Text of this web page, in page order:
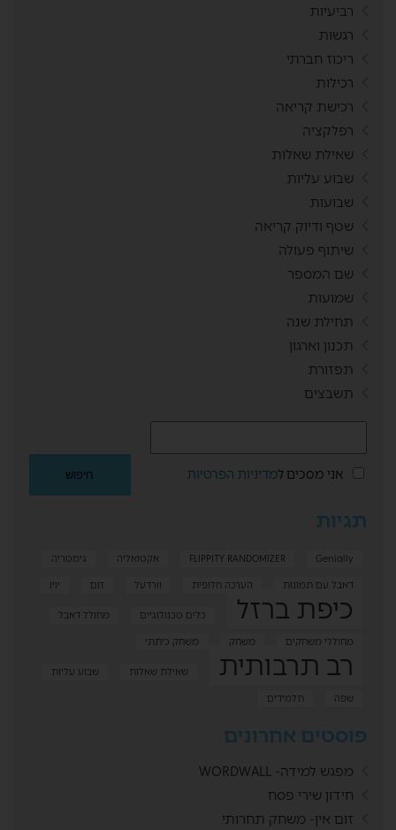
רביעיות
רגשות
ריכוז חברתי
רכילות
רכישת קריאה
רפלקציה
שאילת שאלות
שבוע עליות
שבועות
שטף ודיוק קריאה
שיתוף פעולה
שם המספר
שמועות
תחילת שנה
תכנון וארגון
תפזורת
תשבצים
אני מסכים למדיניות הפרטיות
תגיות
FLIPPITY RANDOMIZER Genially אקטואליה
גימטריה
דאבל עם תמונות
הערכה חלופית וורדעל זום יויו
כיפת ברזל כלים טכנולוגיים
מחולל דאבל
מחוללי משחקים
משחק משחק כיתתי
רב תרבותית שאילת שאלות
שבוע עליות
שפה
תלמידים
פוסטים אחרונים
מפגש למידה- WORDWALL
חידון שירי פסח
זום אין- משחק תחרותי